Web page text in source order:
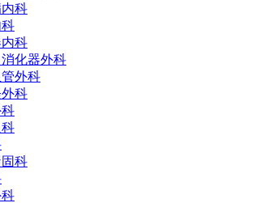
科
科
化器外科
外科
外科
科